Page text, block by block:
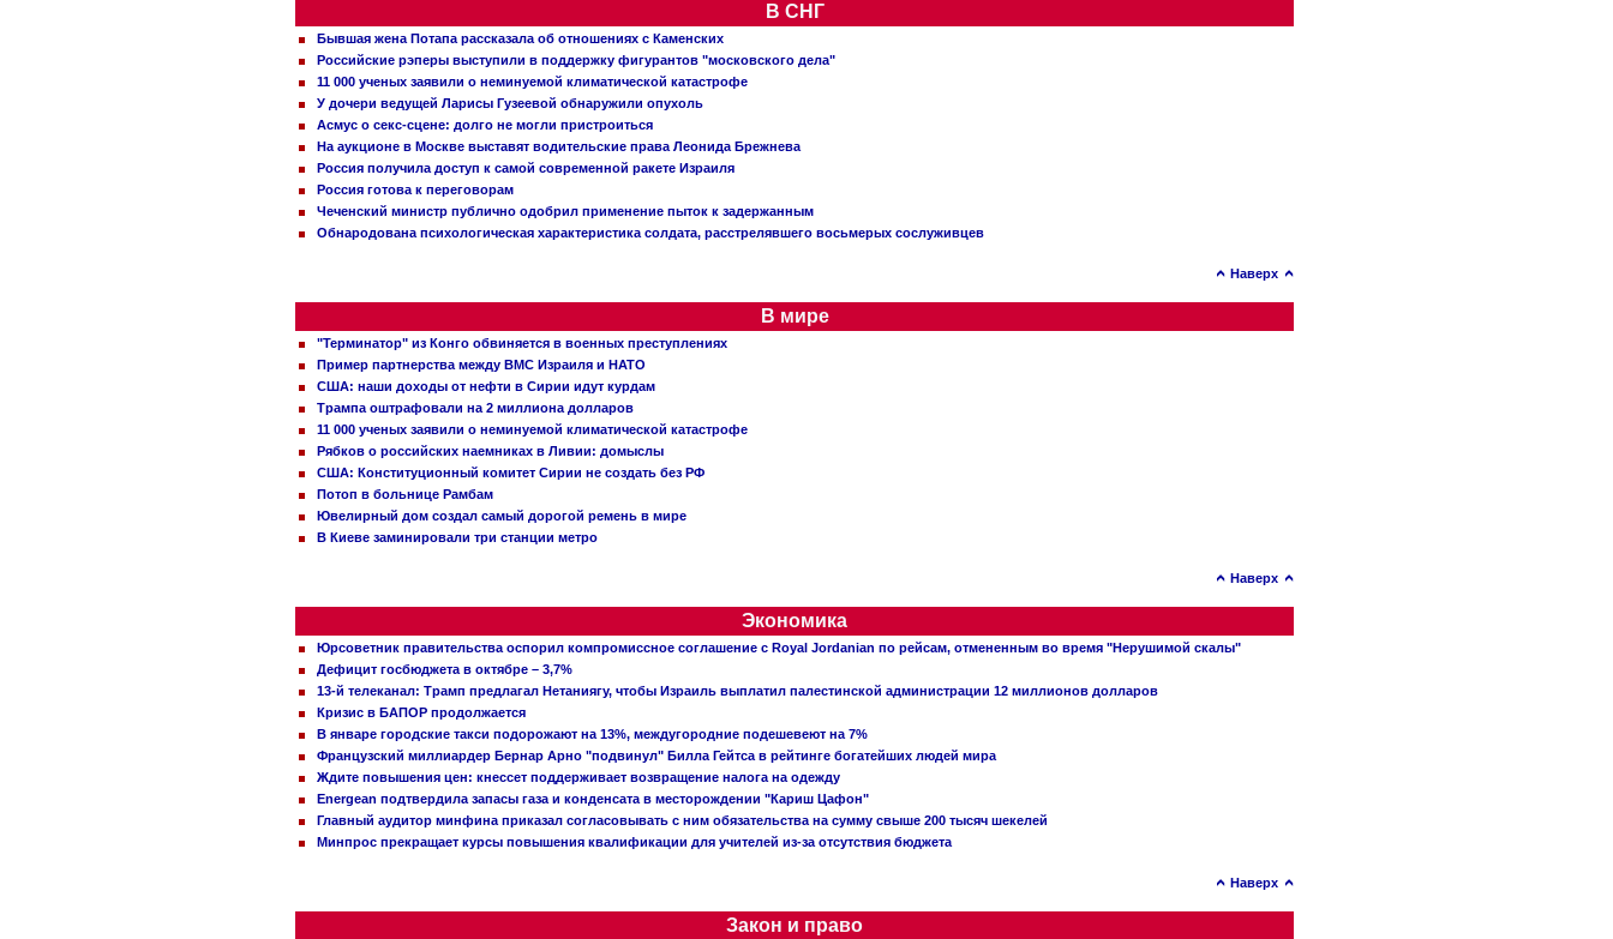
В СНГ
Бывшая жена Потапа рассказала об отношениях с Каменских
Российские рэперы выступили в поддержку фигурантов "московского дела"
11 000 ученых заявили о неминуемой климатической катастрофе
У дочери ведущей Ларисы Гузеевой обнаружили опухоль
Асмус о секс-сцене: долго не могли пристроиться
На аукционе в Москве выставят водительские права Леонида Брежнева
Россия получила доступ к самой современной ракете Израиля
Россия готова к переговорам
Чеченский министр публично одобрил применение пыток к задержанным
Обнародована психологическая характеристика солдата, расстрелявшего восьмерых сослуживцев
Наверх
В мире
"Терминатор" из Конго обвиняется в военных преступлениях
Пример партнерства между ВМС Израиля и НАТО
США: наши доходы от нефти в Сирии идут курдам
Трампа оштрафовали на 2 миллиона долларов
11 000 ученых заявили о неминуемой климатической катастрофе
Рябков о российских наемниках в Ливии: домыслы
США: Конституционный комитет Сирии не создать без РФ
Потоп в больнице Рамбам
Ювелирный дом создал самый дорогой ремень в мире
В Киеве заминировали три станции метро
Наверх
Экономика
Юрсоветник правительства оспорил компромиссное соглашение с Royal Jordanian по рейсам, отмененным во время "Нерушимой скалы"
Дефицит госбюджета в октябре – 3,7%
13-й телеканал: Трамп предлагал Нетаниягу, чтобы Израиль выплатил палестинской администрации 12 миллионов долларов
Кризис в БАПОР продолжается
В январе городские такси подорожают на 13%, междугородние подешевеют на 7%
Французский миллиардер Бернар Арно "подвинул" Билла Гейтса в рейтинге богатейших людей мира
Ждите повышения цен: кнессет поддерживает возвращение налога на одежду
Energean подтвердила запасы газа и конденсата в месторождении "Кариш Цафон"
Главный аудитор минфина приказал согласовывать с ним обязательства на сумму свыше 200 тысяч шекелей
Минпрос прекращает курсы повышения квалификации для учителей из-за отсутствия бюджета
Наверх
Закон и право